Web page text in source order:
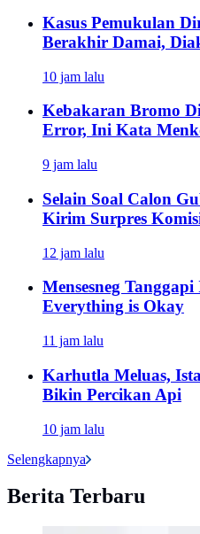
Kasus Pemukulan
Berakhir Damai,
10 jam lalu
Kebakaran Bromo
Error, Ini Kata
9 jam lalu
Selain Soal Calon
Kirim Surpres
12 jam lalu
Mensesneg
Everything is Okay
11 jam lalu
Karhutla Meluas,
Bikin Percikan Api
10 jam lalu
Selengkapnya
Berita Terbaru